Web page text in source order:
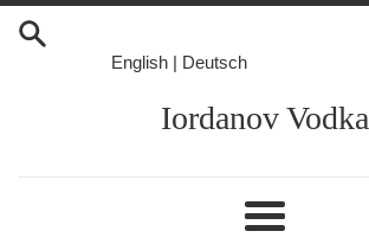
Direkt
zum
English | Deutsch
Iordanov Vodka
Menü